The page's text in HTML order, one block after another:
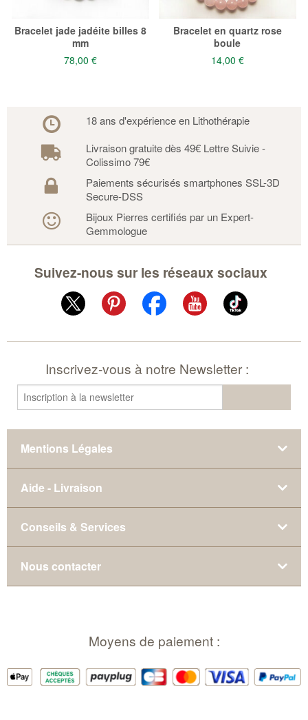
Bracelet jade jadéite billes 8
mm
78,00 €
Bracelet en quartz rose
boule
14,00 €
18 ans d'expérience en Lithothérapie
Livraison gratuite dès 49€ Lettre Suivie -
Colissimo 79€
Paiements sécurisés smartphones SSL-3D
Secure-DSS
Bijoux Pierres certifiés par un Expert-
Gemmologue
Suivez-nous sur les réseaux sociaux
Inscrivez-vous à notre Newsletter :
Mentions Légales
Aide - Livraison
Conseils & Services
Nous contacter
Moyens de paiement :